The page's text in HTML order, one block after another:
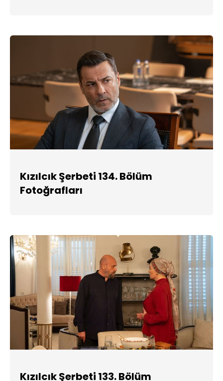
Kızılcık Şerbeti 134. Bölüm
Fotoğrafları
Kızılcık Şerbeti 133. Bölüm